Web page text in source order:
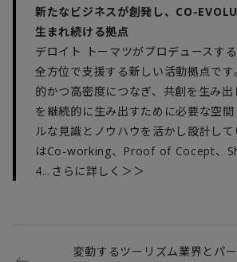
新たなビジネスが創発し、CO-
生まれ続ける拠点
デロイト トーマツがプロデュースす
全方位で支援する新しい活動拠点で
的かつ高密度につなぎ、共創を生み
を継続的に生み出すために必要な空
ルな見識とノウハウを活かし設計し
はCo-working、Proof of Cocept、
4...さらに詳しく＞＞
変動するツーリズム業界とパ